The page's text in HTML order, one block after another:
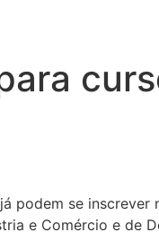
podem se inscrever
e Comércio e de